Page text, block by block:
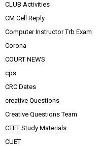
CLUB Activities
CM Cell Reply
Computer Instructor Trb Exam
Corona
COURT NEWS
cps
CRC Dates
creative Questions
Creative Questions Team
CTET Study Materials
CUET